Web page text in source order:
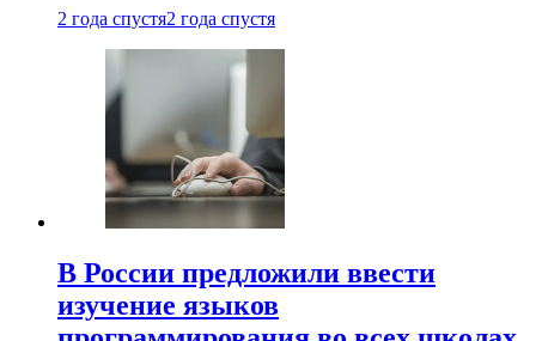
2 года спустя2 года спустя
В России предложили ввести
изучение языков